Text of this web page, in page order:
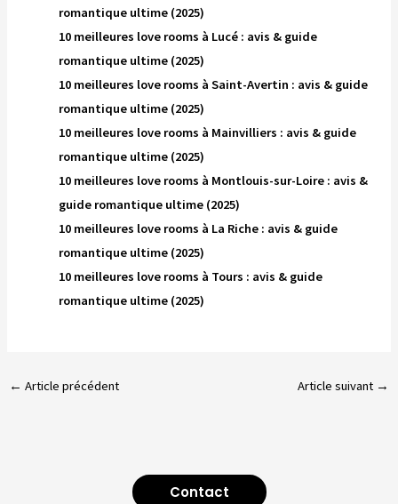
romantique ultime (2025)
10 meilleures love rooms à Lucé : avis & guide
romantique ultime (2025)
10 meilleures love rooms à Saint-Avertin : avis & guide
romantique ultime (2025)
10 meilleures love rooms à Mainvilliers : avis & guide
romantique ultime (2025)
10 meilleures love rooms à Montlouis-sur-Loire : avis &
guide romantique ultime (2025)
10 meilleures love rooms à La Riche : avis & guide
romantique ultime (2025)
10 meilleures love rooms à Tours : avis & guide
romantique ultime (2025)
← Article précédent Article suivant →
Contact